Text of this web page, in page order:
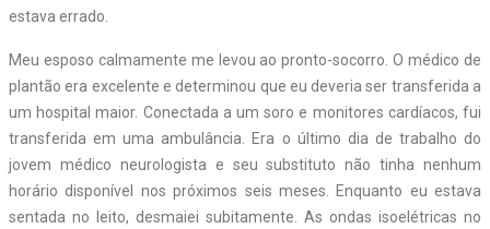
estava errado.
Meu esposo calmamente me levou ao pronto-socorro. O médico de
plantão era excelente e determinou que eu deveria ser transferida a
um hospital maior. Conectada a um soro e monitores cardíacos, fui
transferida em uma ambulância. Era o último dia de trabalho do
jovem médico neurologista e seu substituto não tinha nenhum
horário disponível nos próximos seis meses. Enquanto eu estava
sentada no leito, desmaiei subitamente. As ondas isoelétricas no